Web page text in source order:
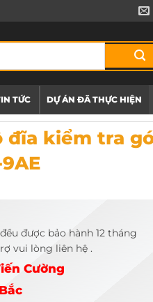
TỨC DỰ ÁN ĐÃ THỰC HIỆN
trượt HD-9AE
đĩa kiểm tra
được bảo hành 12 tháng
vui lòng liên hệ .
Cường